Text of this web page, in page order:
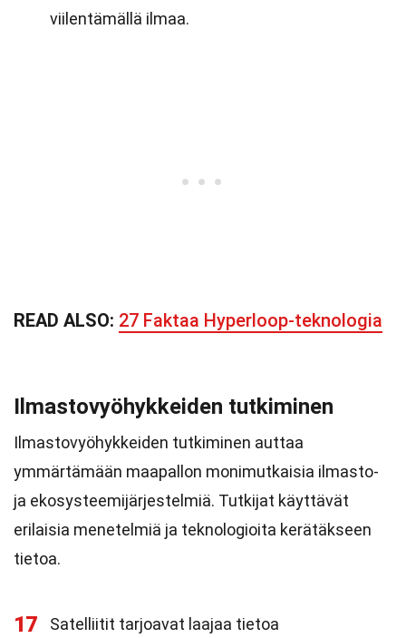
viilentämällä ilmaa.
READ ALSO: 27 Faktaa Hyperloop-teknologia
Ilmastovyöhykkeiden tutkiminen
Ilmastovyöhykkeiden tutkiminen auttaa
ymmärtämään maapallon monimutkaisia ilmasto-
ja ekosysteemijärjestelmiä. Tutkijat käyttävät
erilaisia menetelmiä ja teknologioita kerätäkseen
tietoa.
17
Satelliitit tarjoavat laajaa tietoa